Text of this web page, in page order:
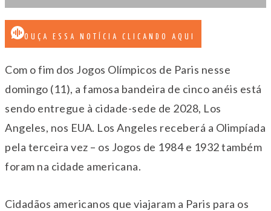
OUÇA ESSA NOTÍCIA CLICANDO AQUI
Com o fim dos Jogos Olímpicos de Paris nesse
domingo (11), a famosa bandeira de cinco anéis está
sendo entregue à cidade-sede de 2028, Los
Angeles, nos EUA. Los Angeles receberá a Olimpíada
pela terceira vez – os Jogos de 1984 e 1932 também
foram na cidade americana.
Cidadãos americanos que viajaram a Paris para os